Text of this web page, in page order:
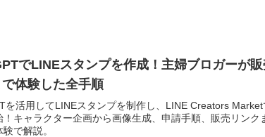
でLINEスタンプを作成！主婦ブロガーが
で体験した全手順
を活用してLINEスタンプを制作し、LINE Creators Market
！キャラクター企画から画像生成、申請手順、販売リンク
で解説。